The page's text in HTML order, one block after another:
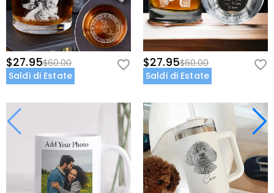
$27.95$60.00
Saldi di Estate
$27.95$60.00
Saldi di Estate